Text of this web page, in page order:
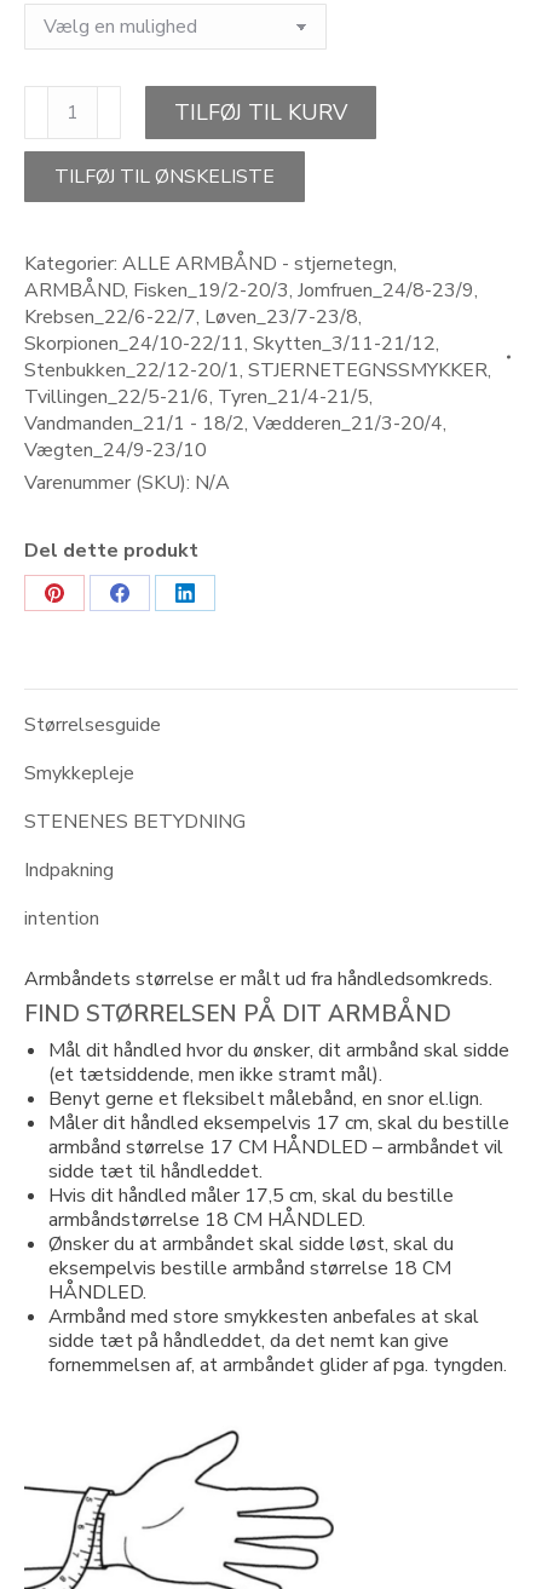
STRENGTH-
stjernetegn
TILFØJ TIL KURV
TILFØJ TIL ØNSKELISTE
Kategorier: ALLE ARMBÅND - stjernetegn,
ARMBÅND, Fisken_19/2-20/3, Jomfruen_24/8-23/9,
Krebsen_22/6-22/7, Løven_23/7-23/8,
Skorpionen_24/10-22/11, Skytten_3/11-21/12,
Stenbukken_22/12-20/1, STJERNETEGNSSMYKKER,
Tvillingen_22/5-21/6, Tyren_21/4-21/5,
Vandmanden_21/1 - 18/2, Vædderen_21/3-20/4,
Vægten_24/9-23/10
Varenummer (SKU): N/A
Del dette produkt
Share
Pinterest
Share
Facebook
Share
LinkedIn
Størrelsesguide
Smykkepleje
STENENES BETYDNING
Indpakning
intention
Armbåndets størrelse er målt ud fra håndledsomkreds.
FIND STØRRELSEN PÅ DIT ARMBÅND
Mål dit håndled hvor du ønsker, dit armbånd skal sidde
(et tætsiddende, men ikke stramt mål).
Benyt gerne et fleksibelt målebånd, en snor el.lign.
Måler dit håndled eksempelvis 17 cm, skal du bestille
armbånd størrelse 17 CM HÅNDLED – armbåndet vil
sidde tæt til håndleddet.
Hvis dit håndled måler 17,5 cm, skal du bestille
armbåndstørrelse 18 CM HÅNDLED.
Ønsker du at armbåndet skal sidde løst, skal du
eksempelvis bestille armbånd størrelse 18 CM
HÅNDLED.
Armbånd med store smykkesten anbefales at skal
sidde tæt på håndleddet, da det nemt kan give
fornemmelsen af, at armbåndet glider af pga. tyngden.